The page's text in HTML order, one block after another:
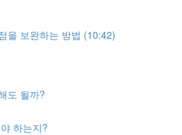
을 보완하는 방법 (10:42)
도 될까?
하는지?